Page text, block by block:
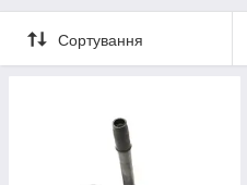
Сортування